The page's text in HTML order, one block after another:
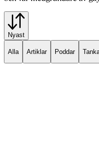
Nyast
Alla Artiklar Poddar